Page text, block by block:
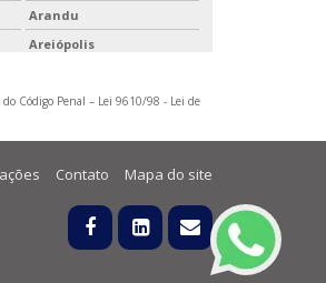
Arandu
Areiópolis
Bananal
Borborema
Brotas
Código Penal – Lei 9610/98 - Lei de
Contato Mapa do site